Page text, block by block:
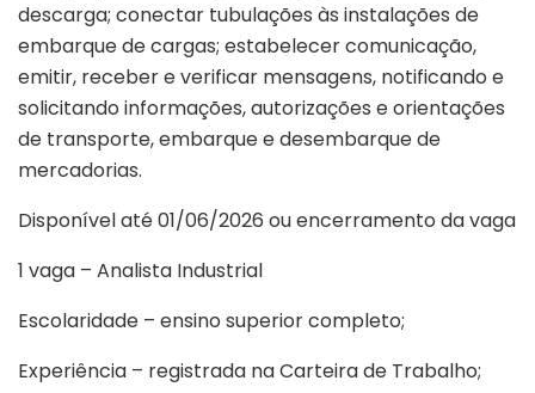
descarga; conectar tubulações às instalações de
embarque de cargas; estabelecer comunicação,
emitir, receber e verificar mensagens, notificando e
solicitando informações, autorizações e orientações
de transporte, embarque e desembarque de
mercadorias.
Disponível até 01/06/2026 ou encerramento da vaga
1 vaga – Analista Industrial
Escolaridade – ensino superior completo;
Experiência – registrada na Carteira de Trabalho;